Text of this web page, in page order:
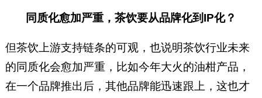
同质化愈加严重，茶饮要从品牌化到IP化？
但茶饮上游支持链条的可观，也说明茶饮行业未来
的同质化会愈加严重，比如今年大火的油柑产品，
在一个品牌推出后，其他品牌能迅速跟上，这也才